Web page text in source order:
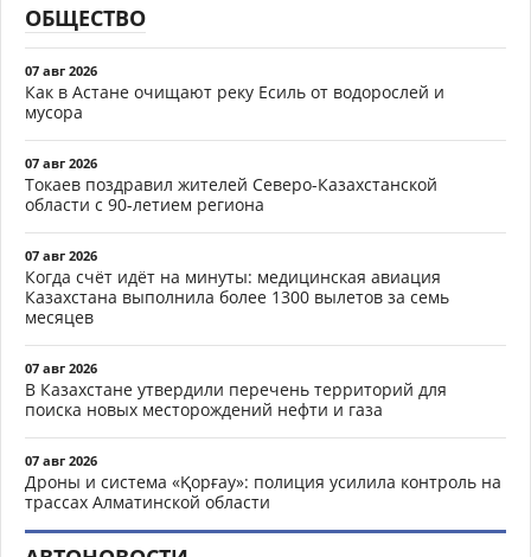
ОБЩЕСТВО
07 авг 2026
Как в Астане очищают реку Есиль от водорослей и
мусора
07 авг 2026
Токаев поздравил жителей Северо-Казахстанской
области с 90-летием региона
07 авг 2026
Когда счёт идёт на минуты: медицинская авиация
Казахстана выполнила более 1300 вылетов за семь
месяцев
07 авг 2026
В Казахстане утвердили перечень территорий для
поиска новых месторождений нефти и газа
07 авг 2026
Дроны и система «Қорғау»: полиция усилила контроль на
трассах Алматинской области